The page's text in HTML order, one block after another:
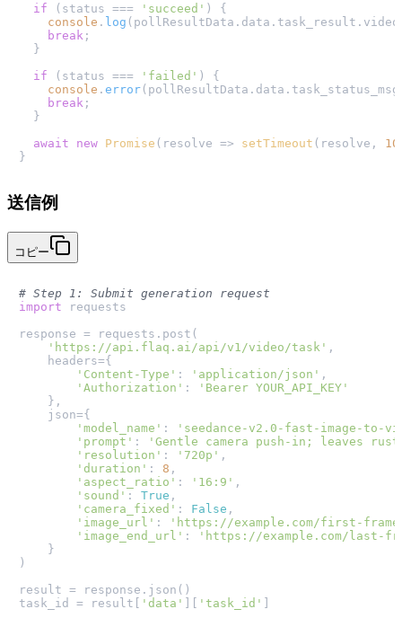
if (status === 'succeed' ) {
console . log (pollResultData. data . task_result .
break ;
  }
if (status === 'failed' ) {
console . error (pollResultData. data . task_status_msg
break ;
  }
await
new Promise ( resolve => setTimeout (resolve,
送信例
コピー
# Step 1: Submit generation request
import requests
response = requests.post(
'https://api.flaq.ai/api/v1/video/task' ,
    headers={
'Content-Type' : 'application/json' ,
'Authorization' :
'Bearer YOUR_API_KEY'
    },
    json={
'model_name' :
'seedance-v2.0-fast-image-to-
'prompt' :
'Gentle camera push-in; leaves
'resolution' : '720p' ,
'duration' : 8 ,
'aspect_ratio' : '16:9' ,
'sound' : True ,
'camera_fixed' : False ,
'image_url' :
'https://example.com/first-
'image_end_url' :
'https://example.com/last-
    }
)
result = response.json()
task_id = result[
'data' 'task_id'